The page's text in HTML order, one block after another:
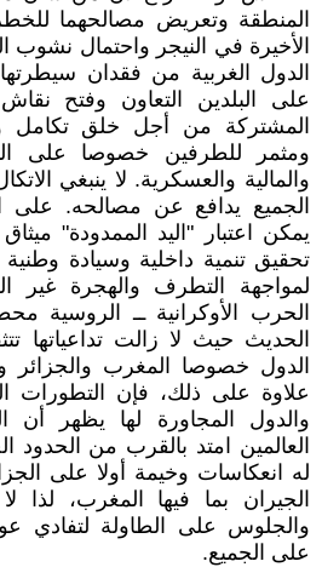
المنطقة وتعريض مصالحهما
الأخيرة في النيجر واحتمال
الدول الغربية من فقدان
على البلدين التعاون وفتح
المشتركة من أجل خلق تكامل
ومثمر للطرفين خصوصا على
والمالية والعسكرية. لا ينبغي
الجميع يدافع عن مصالحه. على
يمكن اعتبار "اليد الممدودة"
تحقيق تنمية داخلية وسيادة
لمواجهة التطرف والهجرة غير
الحرب الأوكرانية ــ الروسية
الحديث حيث لا زالت تداعياتها
الدول خصوصا المغرب والجزائر
علاوة على ذلك، فإن التطورات
والدول المجاورة لها يظهر أن
العالمين امتد بالقرب من الحدود
له انعكاسات وخيمة أولا على
الجيران بما فيها المغرب، لذا
والجلوس على الطاولة لتفادي
على الجميع.